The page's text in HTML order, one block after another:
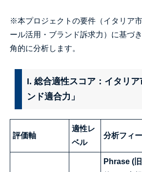
※本プロジェクトの要件（イタリア
ール活用・ブランド訴求力）に基づ
角的に分析します。
I. 総合適性スコア：イタリ
ンド適合力」
評価軸
適性レ
ベル
分析フィ
Phrase (